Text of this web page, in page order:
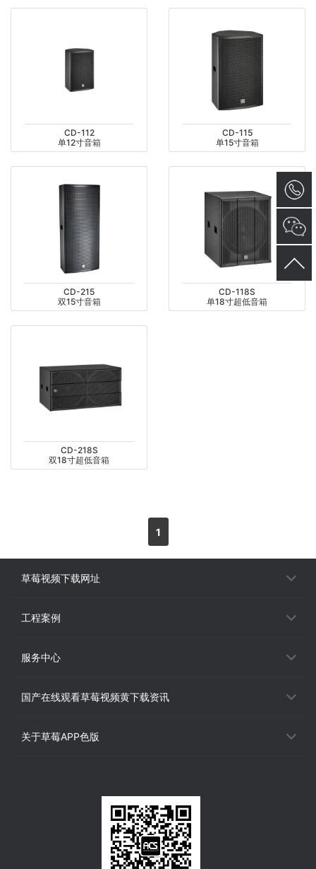
CD-112
单12寸音箱
CD-115
单15寸音箱
CD-215
双15寸音箱
CD-118S
单18寸超低音箱
CD-218S
双18寸超低音箱
1
草莓视频下载网址
工程案例
服务中心
国产在线观看草莓视频黄下载资讯
关于草莓APP色版